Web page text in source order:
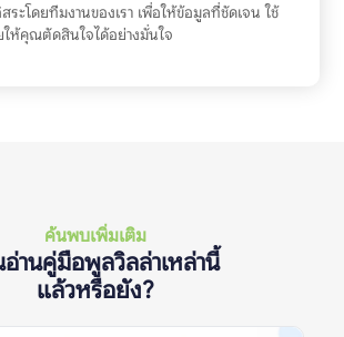
ระโดยทีมงานของเรา เพื่อให้ข้อมูลที่ชัดเจน ใช้
ให้คุณตัดสินใจได้อย่างมั่นใจ
ค้นพบเพิ่มเติม
านคู่มือพูลวิลล่าเหล่านี้
แล้วหรือยัง?